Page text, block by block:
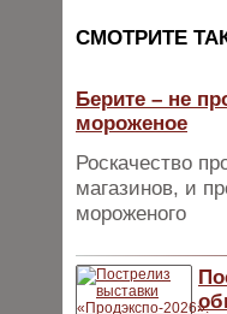
CМОТРИТЕ
Берите – не
мороженое
Роскачество
магазинов, и
мороженого